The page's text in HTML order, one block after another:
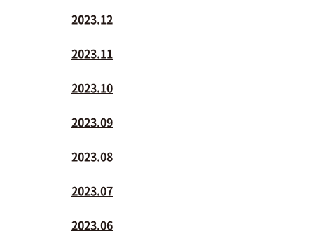
2023.12
2023.11
2023.10
2023.09
2023.08
2023.07
2023.06